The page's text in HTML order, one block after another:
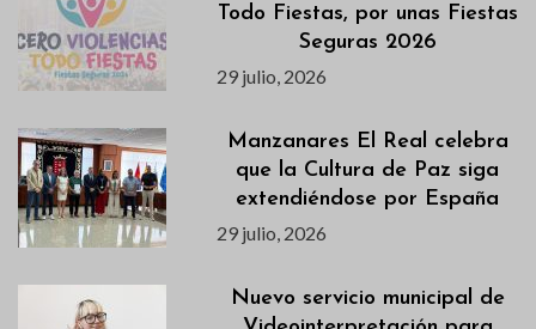
Todo Fiestas, por unas Fiestas
Seguras 2026
29 julio, 2026
Manzanares El Real celebra
que la Cultura de Paz siga
extendiéndose por España
29 julio, 2026
Nuevo servicio municipal de